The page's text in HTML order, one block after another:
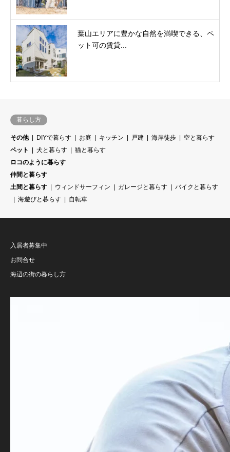
葉山エリアに豊かな自然を満喫できる、ペ
ット可の賃貸...
暮らし方
その他 DIYで暮らす お庭 キッチン 戸建 海岸徒歩
空と暮らす
ペット
犬と暮らす
猫と暮らす
ロコのように暮らす
仲間と暮らす
土間と暮らす
ウィンドサーフィン ガレージと暮らす
バイクと暮らす
海遊びと暮らす
自転車
入居者募集中
お問合せ
海辺の街の暮らし方